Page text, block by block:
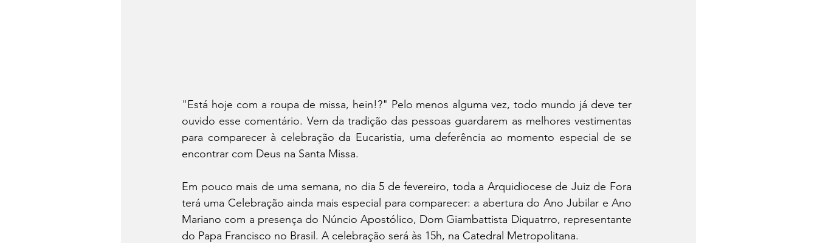
"Está hoje com a roupa de missa, hein!?" Pelo menos alguma vez, todo mundo já deve ter
ouvido esse comentário. Vem da tradição das pessoas guardarem as melhores vestimentas
para comparecer à celebração da Eucaristia, uma deferência ao momento especial de se
encontrar com Deus na Santa Missa.
Em pouco mais de uma semana, no dia 5 de fevereiro, toda a Arquidiocese de Juiz de Fora
terá uma Celebração ainda mais especial para comparecer: a abertura do Ano Jubilar e Ano
Mariano com a presença do Núncio Apostólico, Dom Giambattista Diquatrro, representante
do Papa Francisco no Brasil. A celebração será às 15h, na Catedral Metropolitana.